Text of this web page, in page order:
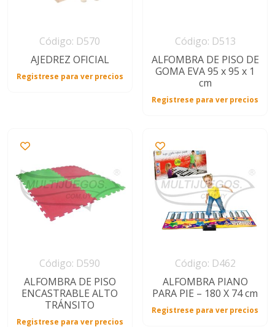
Código: D570
AJEDREZ OFICIAL
Registrese para ver precios
Código: D513
ALFOMBRA DE PISO DE
GOMA EVA 95 x 95 x 1
cm
Registrese para ver precios
Código: D590
ALFOMBRA DE PISO
ENCASTRABLE ALTO
TRÁNSITO
Registrese para ver precios
Código: D462
ALFOMBRA PIANO
PARA PIE – 180 X 74 cm
Registrese para ver precios